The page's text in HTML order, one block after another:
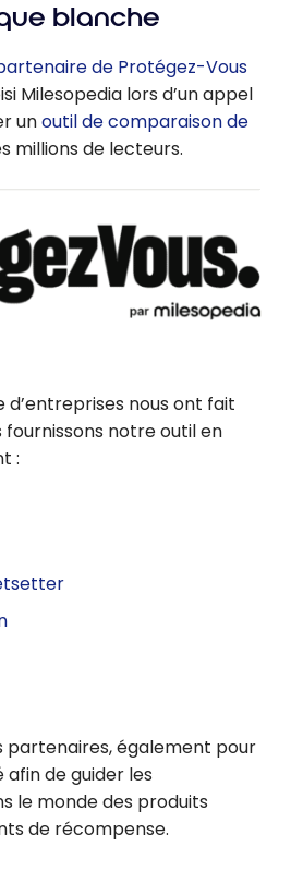
blanche
de Protégez-Vous
Milesopedia lors d’un appel
unoutil de comparaison de
millions de lecteurs.
d’entreprises nous ont fait
fournissons notre outil en
:
partenaires, également pour
afin de guider les
le monde des produits
de récompense.